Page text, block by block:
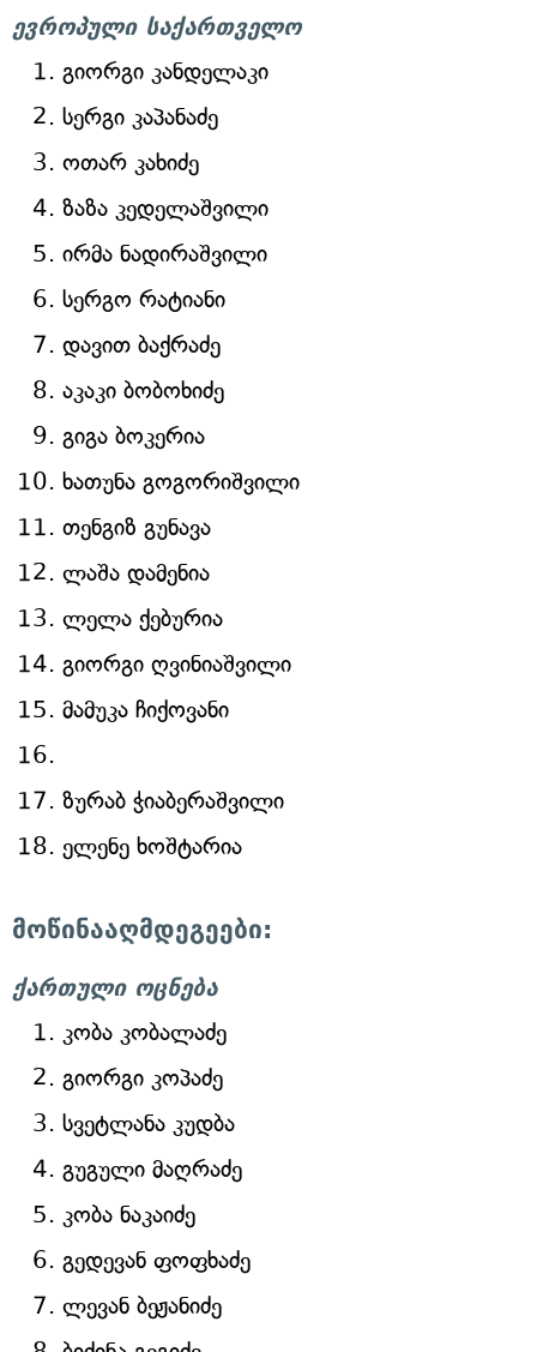
ევროპული საქართველო
გიორგი კანდელაკი
სერგი კაპანაძე
ოთარ კახიძე
ზაზა კედელაშვილი
ირმა ნადირაშვილი
სერგო რატიანი
დავით ბაქრაძე
აკაკი ბობოხიძე
გიგა ბოკერია
ხათუნა გოგორიშვილი
თენგიზ გუნავა
ლაშა დამენია
ლელა ქებურია
გიორგი ღვინიაშვილი
მამუკა ჩიქოვანი
ზურაბ ჭიაბერაშვილი
ელენე ხოშტარია
მოწინააღმდეგეები:
ქართული ოცნება
კობა კობალაძე
გიორგი კოპაძე
სვეტლანა კუდბა
გუგული მაღრაძე
კობა ნაკაიძე
გედევან ფოფხაძე
ლევან ბეჟანიძე